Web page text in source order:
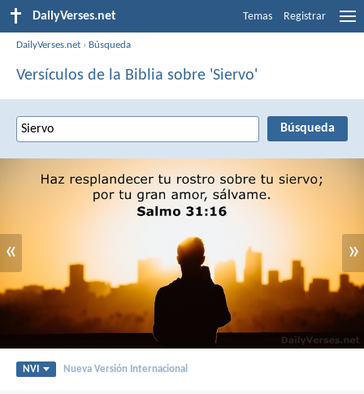
DailyVerses.net Temas Registrar
DailyVerses.net › Búsqueda
Versículos de la Biblia sobre 'Siervo'
« »
NVI Nueva Versión Internacional